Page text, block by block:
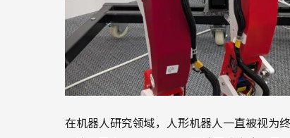
在机器人研究领域，人形机器人一直被视为